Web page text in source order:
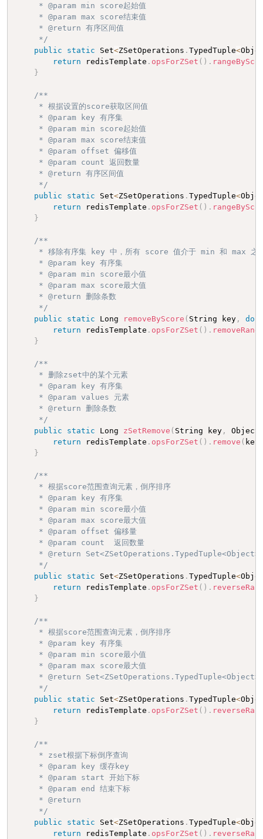
     * @param min score起始值
     * @param max score结束值
     * @return 有序区间值
     */
public
static Set<ZSetOperations . TypedTuple<
return redisTemplate . opsForZSet ( ) .
}
/**
     * 根据设置的score获取区间值
     * @param key 有序集
     * @param min score起始值
     * @param max score结束值
     * @param offset 偏移值
     * @param count 返回数量
     * @return 有序区间值
     */
public
static Set<ZSetOperations . TypedTuple<
return redisTemplate . opsForZSet ( ) .
}
/**
* 移除有序集 key 中，所有 score 值介于 min 和 max 之
     * @param key 有序集
     * @param min score最小值
     * @param max score最大值
     * @return 删除条数
     */
public
static Long removeByScore ( String key,
return redisTemplate . opsForZSet ( ) .
}
/**
     * 删除zset中的某个元素
     * @param key 有序集
     * @param values 元素
     * @return 删除条数
     */
public
static Long zSetRemove ( String key, Object
return redisTemplate . opsForZSet ( ) . remove ( key
}
/**
     * 根据score范围查询元素，倒序排序
     * @param key 有序集
     * @param min score最小值
     * @param max score最大值
     * @param offset 偏移量
     * @param count  返回数量
* @return
     */
public
static Set<ZSetOperations . TypedTuple<
return redisTemplate . opsForZSet ( ) .
}
/**
     * 根据score范围查询元素，倒序排序
     * @param key 有序集
     * @param min score最小值
     * @param max score最大值
* @return
     */
public
static Set<ZSetOperations . TypedTuple<
return redisTemplate . opsForZSet ( ) .
}
/**
     * zset根据下标倒序查询
     * @param key 缓存key
     * @param start 开始下标
     * @param end 结束下标
     * @return
     */
public
static Set<ZSetOperations . TypedTuple<
return redisTemplate . opsForZSet ( ) .